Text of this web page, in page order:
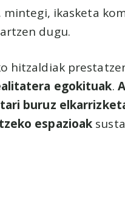
mintegi, ikasketa
dugu.
hitzaldiak
egokituak.
buruz
espazioak